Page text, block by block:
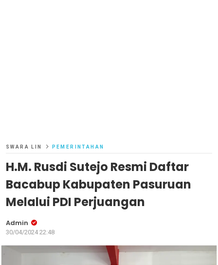
SWARA LIN PEMERINTAHAN
H.M. Rusdi Sutejo Resmi Daftar
Bacabup Kabupaten Pasuruan
Melalui PDI Perjuangan
Admin
30/04/2024 22:48